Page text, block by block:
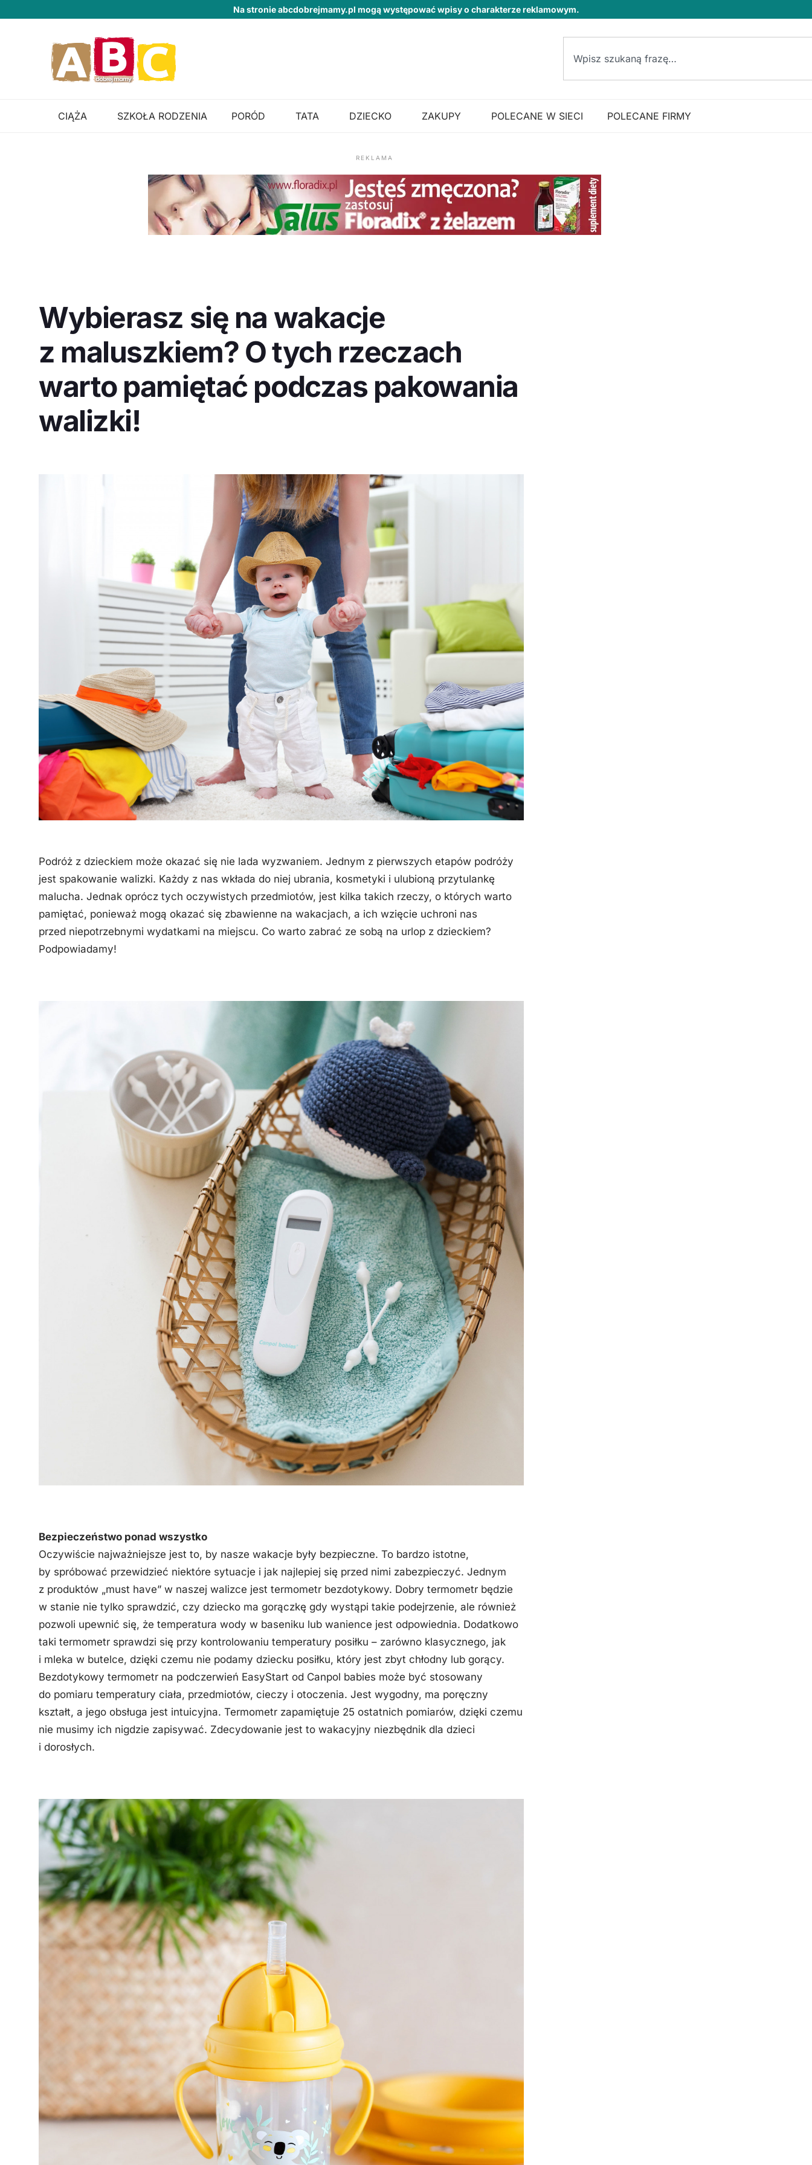
Na stronie abcdobrejmamy.pl mogą występować wpisy o charakterze reklamowym.
CIĄŻA SZKOŁA RODZENIA PORÓD TATA DZIECKO ZAKUPY POLECANE W SIECI POLECANE FIRMY
REKLAMA
Wybierasz się na wakacje
z maluszkiem? O tych rzeczach
warto pamiętać podczas pakowania
walizki!
Podróż z dzieckiem może okazać się nie lada wyzwaniem. Jednym z pierwszych etapów podróży
jest spakowanie walizki. Każdy z nas wkłada do niej ubrania, kosmetyki i ulubioną przytulankę
malucha. Jednak oprócz tych oczywistych przedmiotów, jest kilka takich rzeczy, o których warto
pamiętać, ponieważ mogą okazać się zbawienne na wakacjach, a ich wzięcie uchroni nas
przed niepotrzebnymi wydatkami na miejscu. Co warto zabrać ze sobą na urlop z dzieckiem?
Podpowiadamy!
Bezpieczeństwo ponad wszystko
Oczywiście najważniejsze jest to, by nasze wakacje były bezpieczne. To bardzo istotne,
by spróbować przewidzieć niektóre sytuacje i jak najlepiej się przed nimi zabezpieczyć. Jednym
z produktów „must have” w naszej walizce jest termometr bezdotykowy. Dobry termometr będzie
w stanie nie tylko sprawdzić, czy dziecko ma gorączkę gdy wystąpi takie podejrzenie, ale również
pozwoli upewnić się, że temperatura wody w baseniku lub wanience jest odpowiednia. Dodatkowo
taki termometr sprawdzi się przy kontrolowaniu temperatury posiłku – zarówno klasycznego, jak
i mleka w butelce, dzięki czemu nie podamy dziecku posiłku, który jest zbyt chłodny lub gorący.
Bezdotykowy termometr na podczerwień EasyStart od Canpol babies może być stosowany
do pomiaru temperatury ciała, przedmiotów, cieczy i otoczenia. Jest wygodny, ma poręczny
kształt, a jego obsługa jest intuicyjna. Termometr zapamiętuje 25 ostatnich pomiarów, dzięki czemu
nie musimy ich nigdzie zapisywać. Zdecydowanie jest to wakacyjny niezbędnik dla dzieci
i dorosłych.